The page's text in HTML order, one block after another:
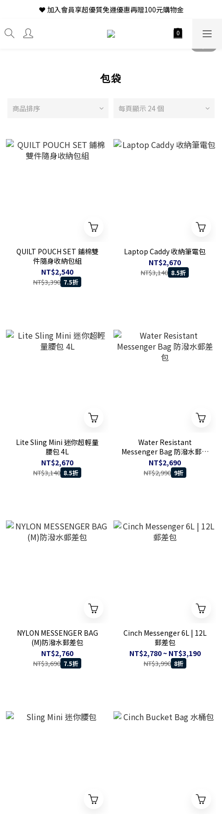
❤ 加入會員享超優質免運優惠再贈100元購物金
包袋
商品排序 每頁顯示 24 個
QUILT POUCH SET 鋪棉雙
件隨身收納包組
NT$2,540
NT$3,390 7.5折
Laptop Caddy 收納筆電包
NT$2,670
NT$3,140 8.5折
Lite Sling Mini 迷你超輕量
腰包 4L
NT$2,670
NT$3,140 8.5折
Water Resistant
Messenger Bag 防潑水郵差
包
NT$2,690
NT$2,990 9折
NYLON MESSENGER BAG
(M)防潑水郵差包
NT$2,760
NT$3,690 7.5折
Cinch Messenger 6L | 12L
郵差包
NT$2,780 ~ NT$3,190
NT$3,990 8折